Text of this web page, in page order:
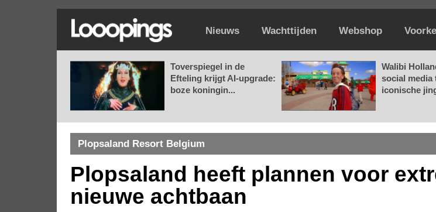
Nieuws Wachttijden Webshop
Toverspiegel in de
Efteling krijgt AI-upgrade:
boze koningin...
Walibi
social media
iconische
Plopsaland Resort Belgium
Plopsaland heeft plannen voor
nieuwe achtbaan